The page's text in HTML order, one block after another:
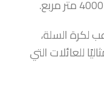
لكرة السلة،
للعائلات التي